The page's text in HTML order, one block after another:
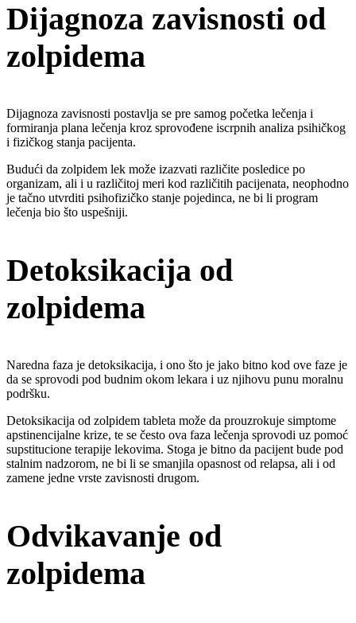
Dijagnoza zavisnosti od
zolpidema
Dijagnoza zavisnosti postavlja se pre samog početka lečenja i
formiranja plana lečenja kroz sprovođene iscrpnih analiza psihičkog
i fizičkog stanja pacijenta.
Budući da zolpidem lek može izazvati različite posledice po
organizam, ali i u različitoj meri kod različitih pacijenata, neophodno
je tačno utvrditi psihofizičko stanje pojedinca, ne bi li program
lečenja bio što uspešniji.
Detoksikacija od
zolpidema
Naredna faza je detoksikacija, i ono što je jako bitno kod ove faze je
da se sprovodi pod budnim okom lekara i uz njihovu punu moralnu
podršku.
Detoksikacija od zolpidem tableta može da prouzrokuje simptome
apstinencijalne krize, te se često ova faza lečenja sprovodi uz pomoć
supstitucione terapije lekovima. Stoga je bitno da pacijent bude pod
stalnim nadzorom, ne bi li se smanjila opasnost od relapsa, ali i od
zamene jedne vrste zavisnosti drugom.
Odvikavanje od
zolpidema